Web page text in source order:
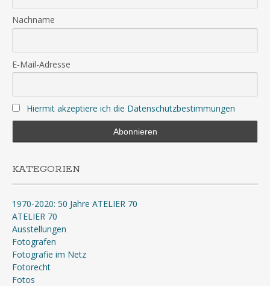
Nachname
E-Mail-Adresse
Hiermit akzeptiere ich die Datenschutzbestimmungen
KATEGORIEN
1970-2020: 50 Jahre ATELIER 70
ATELIER 70
Ausstellungen
Fotografen
Fotografie im Netz
Fotorecht
Fotos